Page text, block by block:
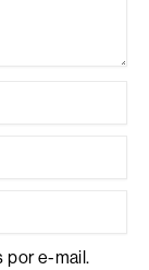
por e-mail.